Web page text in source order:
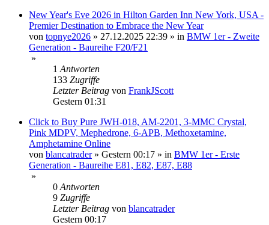
New Year's Eve 2026 in Hilton Garden Inn New York, USA -
Premier Destination to Embrace the New Year
von topnye2026 » 27.12.2025 22:39 » in BMW 1er - Zweite
Generation - Baureihe F20/F21
»
1 Antworten
133 Zugriffe
Letzter Beitrag von FrankJScott
Gestern 01:31
Click to Buy Pure JWH-018, AM-2201, 3-MMC Crystal,
Pink MDPV, Mephedrone, 6-APB, Methoxetamine,
Amphetamine Online
von blancatrader» Gestern 00:17 » in BMW 1er - Erste
Generation - Baureihe E81, E82, E87, E88
»
0 Antworten
9 Zugriffe
Letzter Beitrag von blancatrader
Gestern 00:17